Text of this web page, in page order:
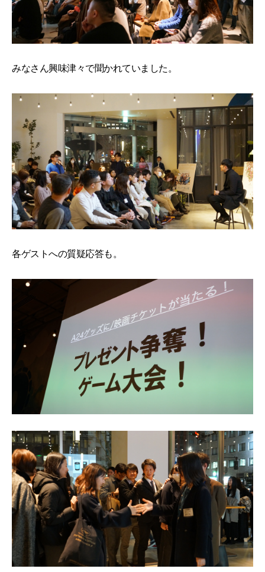
みなさん興味津々で聞かれていました。
各ゲストへの質疑応答も。